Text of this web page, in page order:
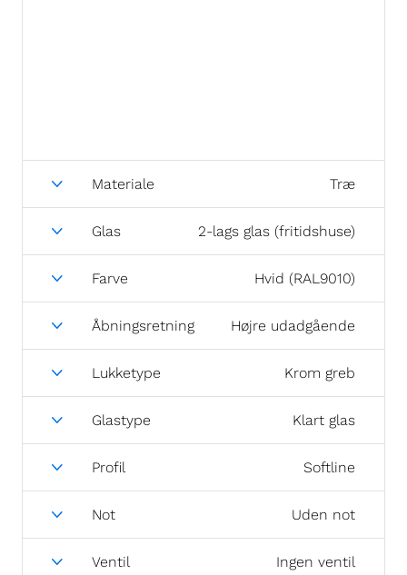
Materiale Træ
Glas 2-lags glas (fritidshuse)
Farve Hvid (RAL9010)
Åbningsretning Højre udadgående
Lukketype Krom greb
Glastype Klart glas
Profil Softline
Not Uden not
Ventil Ingen ventil